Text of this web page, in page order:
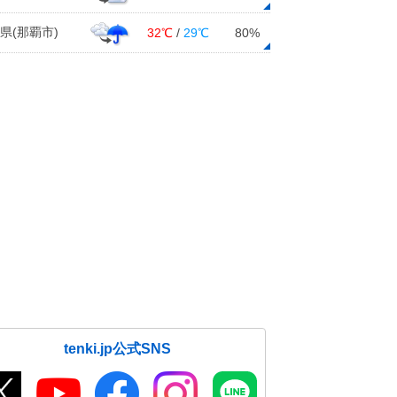
(那覇市) 32℃ / 29℃ 80%
tenki.jp公式SNS